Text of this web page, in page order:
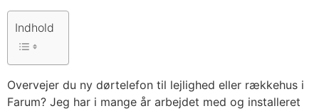
Indhold
Overvejer du ny dørtelefon til lejlighed eller rækkehus i
Farum? Jeg har i mange år arbejdet med og installeret